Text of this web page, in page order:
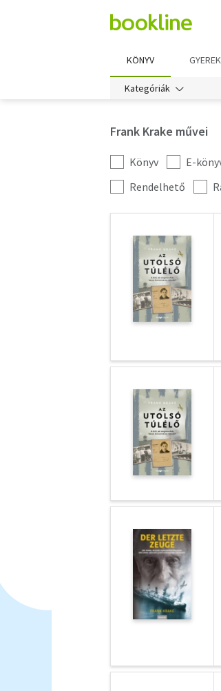
KÖNYV
Kategóriák
Frank Krake művei
Kategória
szűrés
Könyv E-
További
szűrők
Rendelhető